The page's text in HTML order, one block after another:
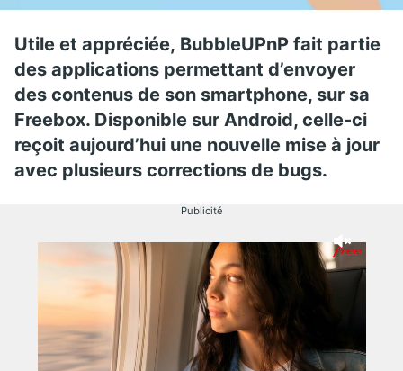
Utile et appréciée, BubbleUPnP fait partie
des applications permettant d’envoyer
des contenus de son smartphone, sur sa
Freebox. Disponible sur Android, celle-ci
reçoit aujourd’hui une nouvelle mise à jour
avec plusieurs corrections de bugs.
Publicité